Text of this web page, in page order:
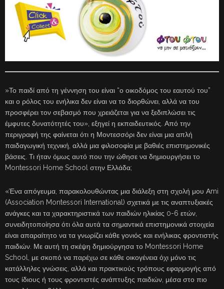
»Το παιδί από τη γέννηση του είναι “ο οικοδόμος του εαυτού του”
και ο ρόλος του ενήλικα δεν είναι να το διορθώνει, αλλά να του
προσφέρει τον σεβασμό που χρειάζεται για να ξεδιπλώσει τις
έμφυτες δυνατότητές του», εξηγεί η εκπαιδευτικός. Από την
περιγραφή της φαίνεται ότι η Μοντεσσόρι δεν είναι μια απλή
παιδαγωγική τεχνική, αλλά μια φιλοσοφία με βαθιές επιστημονικές
βάσεις. Τι ήταν όμως αυτό που την ώθησε να δημιουργήσει το
Montessori Home School στην Ελλάδα;
«Ένα απόγευμα, παρακολουθώντας μια διάλεξη στη σχολή μου Αmi
(Association Montessori International) σχετικά με τις αναπτυξιακές
ανάγκες και τα χαρακτηριστικά των παιδιών ηλικίας 0-6 ετών,
συνειδητοποίησα ότι όλα αυτά τα σημαντικά επιστημονικά στοιχεία
είναι απαραίτητο να τα γνωρίζει κάθε γονιός και ενήλικας φροντιστής
παιδιών. Με αυτή τη σκέψη δημιούργησα το Montessori Home
School, με σκοπό να παρέχω σε κάθε οικογένεια όχι μόνο τις
κατάλληλες γνώσεις, αλλά και πρακτικούς τρόπους εφαρμογής από
τους ίδιους ή τους φροντιστές ανάπτυξης παιδιών, μέσα στο πιο